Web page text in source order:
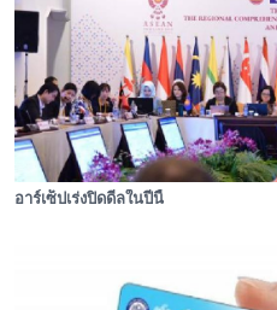
อาร์เซ็ปเร่งปิดดีลในปีนี้